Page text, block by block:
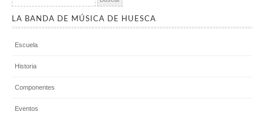
LA BANDA DE MÚSICA DE HUESCA
Escuela
Historia
Componentes
Eventos